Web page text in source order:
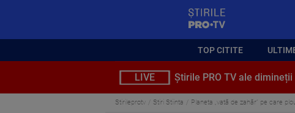
TOP CITITE
LIVE Știrile PRO TV ale dimineții
Stirileprotv Stiri Stiinta Planeta „vată de zahăr” pe care